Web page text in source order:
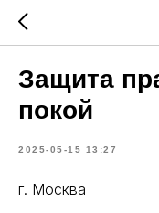
Защита
покой
2025-05-15 13:27
г. Москва